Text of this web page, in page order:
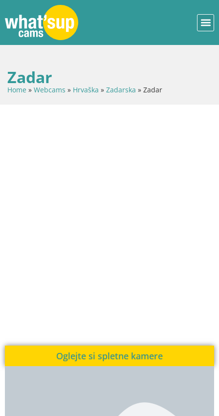
Zadar
Home » Webcams » Hrvaška » Zadarska » Zadar
Oglejte si spletne kamere